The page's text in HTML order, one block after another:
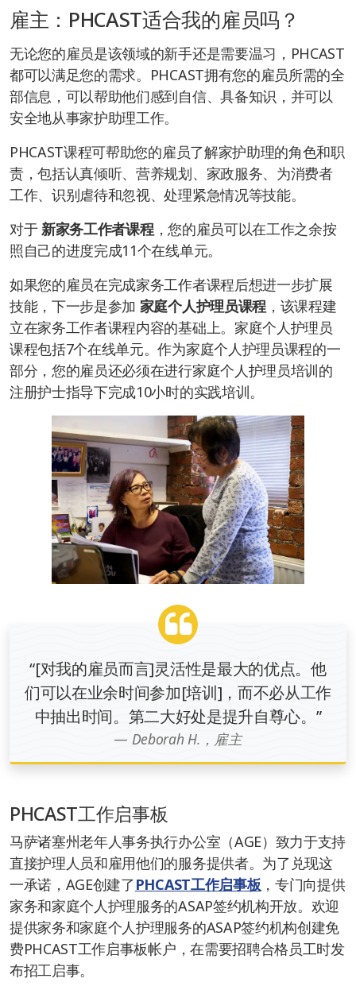
雇主：PHCAST适合我的雇员吗？
无论您的雇员是该领域的新手还是需要温习，PHCAST
都可以满足您的需求。PHCAST拥有您的雇员所需的全
部信息，可以帮助他们感到自信、具备知识，并可以
安全地从事家护助理工作。
PHCAST课程可帮助您的雇员了解家护助理的角色和职
责，包括认真倾听、营养规划、家政服务、为消费者
工作、识别虐待和忽视、处理紧急情况等技能。
对于新家务工作者课程，您的雇员可以在工作之余按
照自己的进度完成11个在线单元。
如果您的雇员在完成家务工作者课程后想进一步扩展
技能，下一步是参加 家庭个人护理员课程，该课程建
立在家务工作者课程内容的基础上。家庭个人护理员
课程包括7个在线单元。作为家庭个人护理员课程的一
部分，您的雇员还必须在进行家庭个人护理员培训的
注册护士指导下完成10小时的实践培训。
“[对我的雇员而言]灵活性是最大的优点。他
们可以在业余时间参加[培训]，而不必从工作
中抽出时间。第二大好处是提升自尊心。”
Deborah H.，雇主
PHCAST工作启事板
马萨诸塞州老年人事务执行办公室（AGE）致力于支持
直接护理人员和雇用他们的服务提供者。为了兑现这
一承诺，AGE创建了PHCAST工作启事板，专门向提供
家务和家庭个人护理服务的ASAP签约机构开放。欢迎
提供家务和家庭个人护理服务的ASAP签约机构创建免
费PHCAST工作启事板帐户，在需要招聘合格员工时发
布招工启事。